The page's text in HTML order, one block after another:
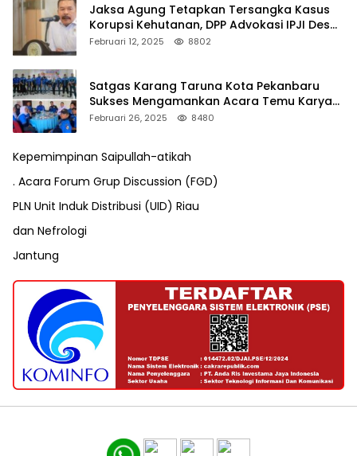
Jaksa Agung Tetapkan Tersangka Kasus
Korupsi Kehutanan, DPP Advokasi IPJI Desak
Pengusutan Pajak RAPP
Februari 12, 2025 8802
Satgas Karang Taruna Kota Pekanbaru
Sukses Mengamankan Acara Temu Karya
VII Karang Taruna Pekanbaru
Februari 26, 2025 8480
Kepemimpinan Saipullah-atikah
. Acara Forum Grup Discussion (FGD)
PLN Unit Induk Distribusi (UID) Riau
dan Nefrologi
Jantung